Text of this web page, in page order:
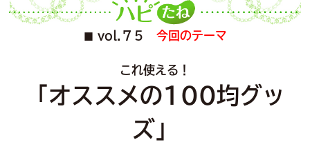
vol.７５ 今回のテーマ
これ使える！
「オススメの100均グッ
ズ」